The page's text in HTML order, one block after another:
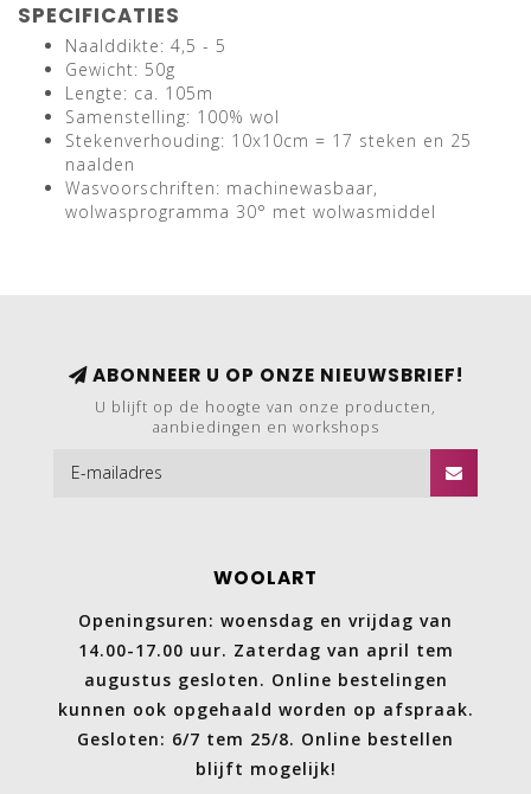
SPECIFICATIES
Naalddikte: 4,5 - 5
Gewicht: 50g
Lengte: ca. 105m
Samenstelling: 100% wol
Stekenverhouding: 10x10cm = 17 steken en 25
naalden
Wasvoorschriften: machinewasbaar,
wolwasprogramma 30° met wolwasmiddel
ABONNEER U OP ONZE NIEUWSBRIEF!
U blijft op de hoogte van onze producten,
aanbiedingen en workshops
WOOLART
Openingsuren: woensdag en vrijdag van
14.00-17.00 uur. Zaterdag van april tem
augustus gesloten. Online bestelingen
kunnen ook opgehaald worden op afspraak.
Gesloten: 6/7 tem 25/8. Online bestellen
blijft mogelijk!